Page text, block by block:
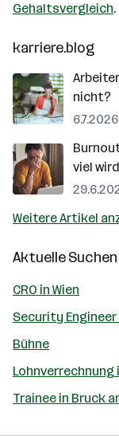
Gehaltsvergleich.
karriere.blog
nicht?
6.7.2026
viel
Weitere Artikel
Aktuelle
CRO in Wien
Security Engineer
Bühne
Lohnverrechnung
Trainee in Bruck